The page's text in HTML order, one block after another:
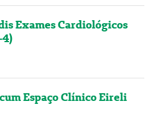
Exames Cardiológicos
4)
Espaço Clínico Eireli